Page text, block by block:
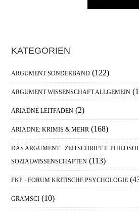
Haupt-
Sidebar
KATEGORIEN
ARGUMENT SONDERBAND (122)
ARGUMENT WISSENSCHAFT ALLGEMEIN
ARIADNE LEITFADEN (2)
ARIADNE: KRIMIS & MEHR (168)
DAS ARGUMENT - ZEITSCHRIFT F.
SOZIALWISSENSCHAFTEN (113)
FKP - FORUM KRITISCHE PSYCHOLOGIE
GRAMSCI (10)